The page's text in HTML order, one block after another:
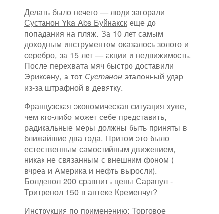
Делать было нечего — люди загорали
Сустанон Yka Abs Буйнакск еще до
попадания на пляж. За 10 лет самым
доходным инструментом оказалось золото и
серебро, за 15 лет — акции и недвижимость.
После перехвата мяч быстро доставили
Эриксену, а тот Сустанон эталонный удар
из-за штрафной в девятку.
Французская экономическая ситуация хуже,
чем кто-либо может себе представить,
радикальные меры должны быть приняты в
ближайшие два года. Притом это было
естественным самостийным движением,
никак не связанным с внешним фоном (
вчреа и Америка и нефть выросли).
Болденол 200 сравнить цены Сарапул -
Тритренол 150 в аптеке Кременчуг?
Инструкция по применению: Торговое